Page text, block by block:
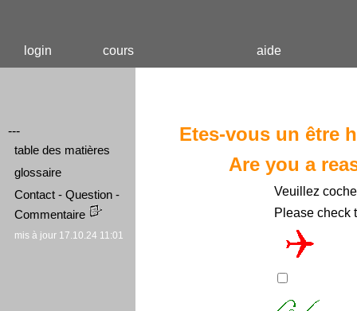
login cours aide
---
table des matières
glossaire
Contact - Question -
Commentaire
mis à jour 17.10.24 11:01
Etes-vous un être
Are you a
Veuillez
Please check